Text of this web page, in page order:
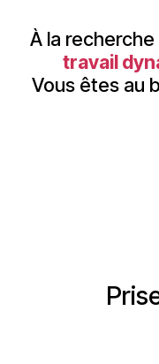
À la
travail
Vous êtes au